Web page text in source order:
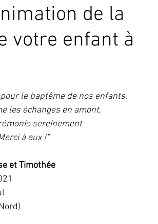
de la
votre enfant à
le baptême de nos enfants.
les échanges en amont,
sereinement
à eux !"
et Timothée